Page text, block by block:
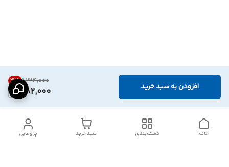
۱٬۲۲۴٬۰۰۰ 3%
1,182,000 افزودن به سبد خرید
پروفایل سبد خرید دسته‌بندی خانه